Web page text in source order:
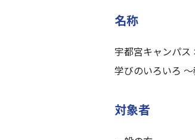
名称
宇都宮キャンパ
学びのいろいろ
対象者